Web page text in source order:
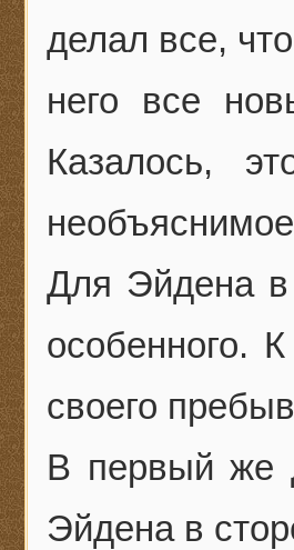
делал все,
него все
Казалось,
Для Эйдена
особенного.
своего
В первый же
Эйдена в